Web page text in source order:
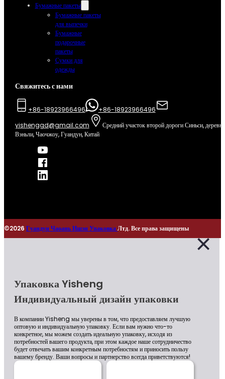
Бумажные пакеты
Бумажные пакеты
для выпечки
Бумажные
подарочные
пакеты
Сумки для
одежды
Свяжитесь с нами
+86-18923966496
+86-18923966496
yishenggd@gmail.com
Средний участок второй дороги Синьси, деревня
Вэньли, Чаочжоу, Гуандун, Китай
©2026 Гуандун Чаоань Ишэн УпаковкаЛтд. Все права защищены
Упаковка Yisheng
Индивидуальный дизайн упаковки
В компании Yisheng мы уверены в том, что предоставляем лучшую
оптовую и индивидуальную упаковку. Если вам нужно что-то
конкретное, мы можем создать идеальную упаковку, исходя из
потребностей вашего продукта, при этом каждое наше сотрудничество
будет отвечать вашим конкретным потребностям и приносить пользу
вашему бренду. Ваши вопросы и партнерство всегда приветствуются!